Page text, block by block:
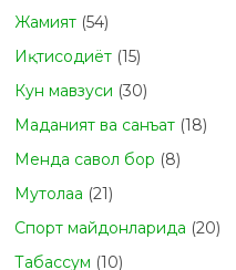
Жамият (54)
Иқтисодиёт (15)
Кун мавзуси (30)
Маданият ва санъат (18)
Менда савол бор (8)
Мутолаа (21)
Спорт майдонларида (20)
Табасcум (10)